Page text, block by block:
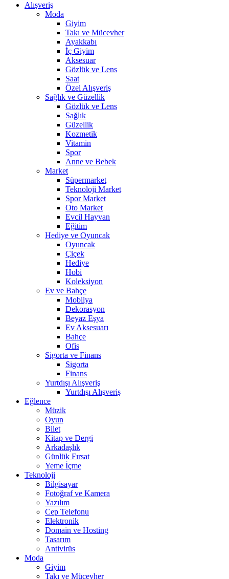
Alışveriş
Moda
Giyim
Takı ve Mücevher
Ayakkabı
İç Giyim
Aksesuar
Gözlük ve Lens
Saat
Özel Alışveriş
Sağlık ve Güzellik
Gözlük ve Lens
Sağlık
Güzellik
Kozmetik
Vitamin
Spor
Anne ve Bebek
Market
Süpermarket
Teknoloji Market
Spor Market
Oto Market
Evcil Hayvan
Eğitim
Hediye ve Oyuncak
Oyuncak
Çiçek
Hediye
Hobi
Koleksiyon
Ev ve Bahçe
Mobilya
Dekorasyon
Beyaz Eşya
Ev Aksesuarı
Bahçe
Ofis
Sigorta ve Finans
Sigorta
Finans
Yurtdışı Alışveriş
Yurtdışı Alışveriş
Eğlence
Müzik
Oyun
Bilet
Kitap ve Dergi
Arkadaşlık
Günlük Fırsat
Yeme İçme
Teknoloji
Bilgisayar
Fotoğraf ve Kamera
Yazılım
Cep Telefonu
Elektronik
Domain ve Hosting
Tasarım
Antivirüs
Moda
Giyim
Takı ve Mücevher